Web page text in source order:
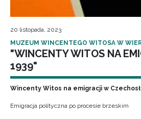
20 listopada, 2023
MUZEUM WINCENTEGO WITOSA W
"WINCENTY WITOS NA
1939"
Wincenty Witos na emigracji w
Emigracja polityczna po procesie brzeskim